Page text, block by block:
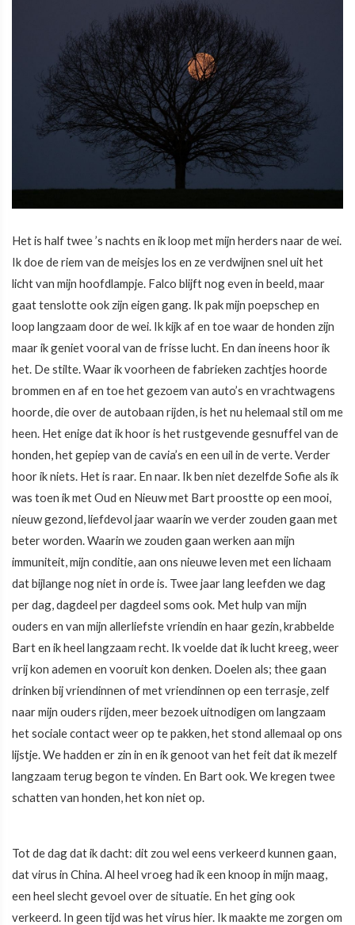
Het is half twee ’s nachts en ik loop met mijn herders naar de wei.
Ik doe de riem van de meisjes los en ze verdwijnen snel uit het
licht van mijn hoofdlampje. Falco blijft nog even in beeld, maar
gaat tenslotte ook zijn eigen gang. Ik pak mijn poepschep en
loop langzaam door de wei. Ik kijk af en toe waar de honden zijn
maar ik geniet vooral van de frisse lucht. En dan ineens hoor ik
het. De stilte. Waar ik voorheen de fabrieken zachtjes hoorde
brommen en af en toe het gezoem van auto’s en vrachtwagens
hoorde, die over de autobaan rijden, is het nu helemaal stil om me
heen. Het enige dat ik hoor is het rustgevende gesnuffel van de
honden, het gepiep van de cavia’s en een uil in de verte. Verder
hoor ik niets. Het is raar. En naar. Ik ben niet dezelfde Sofie als ik
was toen ik met Oud en Nieuw met Bart proostte op een mooi,
nieuw gezond, liefdevol jaar waarin we verder zouden gaan met
beter worden. Waarin we zouden gaan werken aan mijn
immuniteit, mijn conditie, aan ons nieuwe leven met een lichaam
dat bijlange nog niet in orde is. Twee jaar lang leefden we dag
per dag, dagdeel per dagdeel soms ook. Met hulp van mijn
ouders en van mijn allerliefste vriendin en haar gezin, krabbelde
Bart en ik heel langzaam recht. Ik voelde dat ik lucht kreeg, weer
vrij kon ademen en vooruit kon denken. Doelen als; thee gaan
drinken bij vriendinnen of met vriendinnen op een terrasje, zelf
naar mijn ouders rijden, meer bezoek uitnodigen om langzaam
het sociale contact weer op te pakken, het stond allemaal op ons
lijstje. We hadden er zin in en ik genoot van het feit dat ik mezelf
langzaam terug begon te vinden. En Bart ook. We kregen twee
schatten van honden, het kon niet op.
Tot de dag dat ik dacht: dit zou wel eens verkeerd kunnen gaan,
dat virus in China. Al heel vroeg had ik een knoop in mijn maag,
een heel slecht gevoel over de situatie. En het ging ook
verkeerd. In geen tijd was het virus hier. Ik maakte me zorgen om